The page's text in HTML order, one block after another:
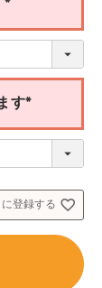
(
須
)
す
(
須
)
登録する